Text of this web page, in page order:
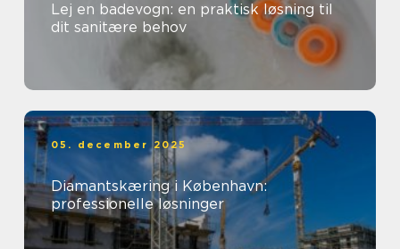
Lej en badevogn: en praktisk løsning til
dit sanitære behov
05. december 2025
Diamantskæring i København:
professionelle løsninger